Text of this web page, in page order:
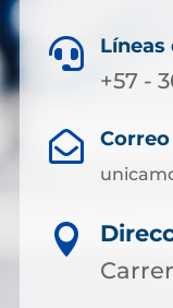
 Líneas
+57 -

